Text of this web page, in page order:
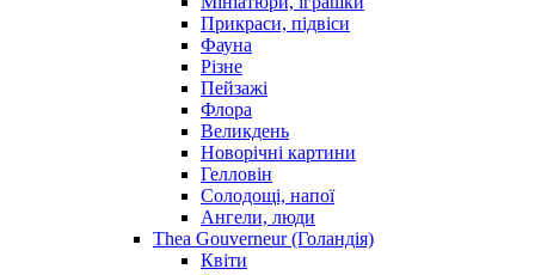
Прикраси, підвіси
Фауна
Різне
Пейзажі
Флора
Великдень
Новорічні картини
Гелловін
Солодощі, напої
Ангели, люди
Thea Gouverneur (Голандія)
Квіти